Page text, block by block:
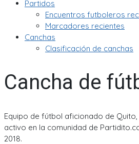
Partidos
Encuentros futboleros
Marcadores recientes
Canchas
Clasificación de canchas
Cancha de
Equipo de fútbol aficionado de
activo en la comunidad de
2018.